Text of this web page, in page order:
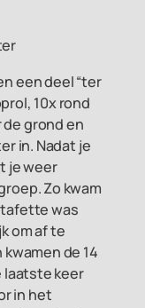
een deel “ter
10x rond
de grond en
in. Nadat je
je weer
Zo kwam
was
om af te
de 14
laatste keer
in het